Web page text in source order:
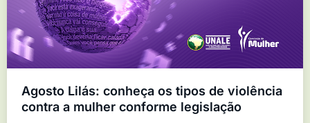
Agosto Lilás: conheça os tipos de violência
contra a mulher conforme legislação